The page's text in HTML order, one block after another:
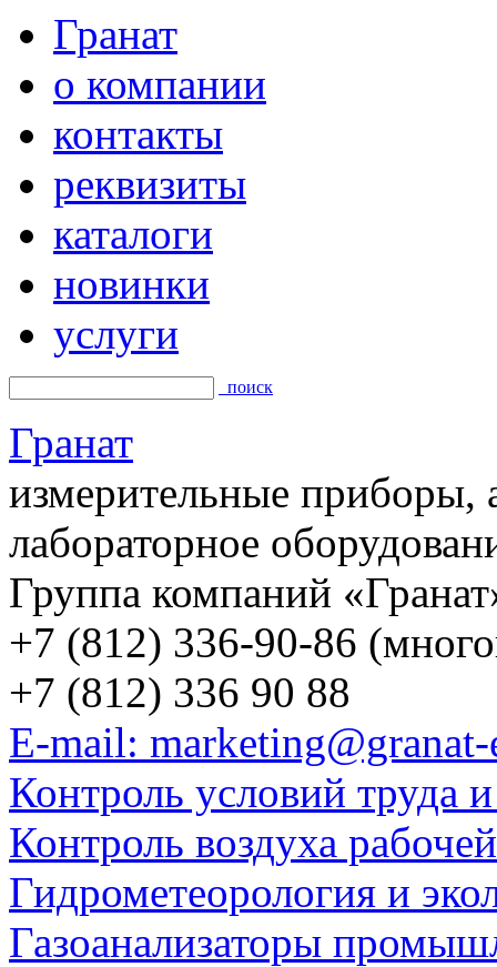
Гранат
о компании
контакты
реквизиты
каталоги
новинки
услуги
поиск
Гранат
измерительные приборы,
лабораторное
Группа компаний
+7 (812) 336-90-86
+7 (812) 336 90 88
E-mail:
Контроль условий труда
Контроль воздуха
Гидрометеорология и
Газоанализаторы